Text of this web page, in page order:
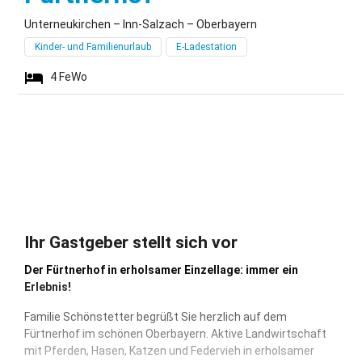
Unterneukirchen – Inn-Salzach – Oberbayern
Kinder- und Familienurlaub E-Ladestation
4 FeWo
Ihr Gastgeber stellt sich vor
Der Fürtnerhof in erholsamer Einzellage: immer ein
Erlebnis!
Familie Schönstetter begrüßt Sie herzlich auf dem
Fürtnerhof im schönen Oberbayern. Aktive Landwirtschaft
mit Pferden, Hasen, Katzen und Federvieh in erholsamer